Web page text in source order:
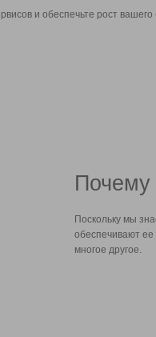
и обеспечьте рост вашего
Почему
Поскольку мы
обеспечивают
многое другое.